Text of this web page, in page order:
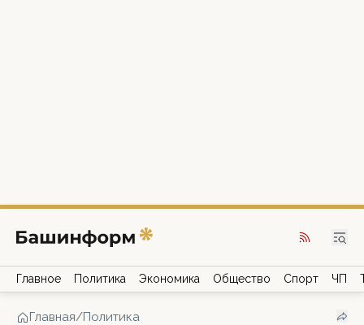
Главное Политика Экономика Общество Спорт ЧП
Главная/Политика